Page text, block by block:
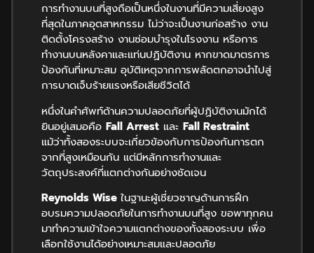
การทำงานบนที่สูงถือเป็นหนึ่งในงานที่มีความเสี่ยงสูง
ที่สุดในภาคอุตสาหกรรม ไม่ว่าจะเป็นงานก่อสร้าง งาน
ติดตั้งโครงสร้าง งานซ่อมบำรุงในโรงงาน หรือการ
ทำงานบนหลังคาและแท่นปฏิบัติงาน หากขาดมาตรการ
ป้องกันที่เหมาะสม อุบัติเหตุจากการพลัดตกอาจนำไปสู่
การบาดเจ็บร้ายแรงหรือเสียชีวิตได้
หนึ่งในคำศัพท์ด้านความปลอดภัยที่ผู้ปฏิบัติงานมักได้
ยินอยู่เสมอคือ Fall Arrest และ Fall Restraint
แม้ว่าทั้งสองระบบจะเกี่ยวข้องกับการป้องกันการตก
จากที่สูงเหมือนกัน แต่มีหลักการทำงานและ
วัตถุประสงค์ที่แตกต่างกันอย่างชัดเจน
Reynolds Wise ในฐานะผู้เชี่ยวชาญด้านการฝึก
อบรมความปลอดภัยในการทำงานบนที่สูง ขอพาทุกคน
มาทำความเข้าใจความแตกต่างของทั้งสองระบบ เพื่อ
เลือกใช้งานได้อย่างเหมาะสมและปลอดภัย